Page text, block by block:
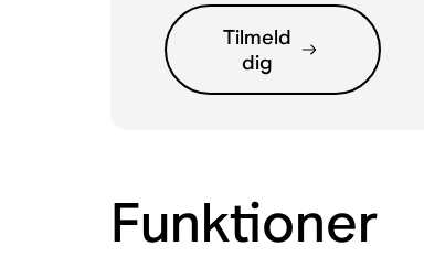
Tilmeld
dig
Funktioner